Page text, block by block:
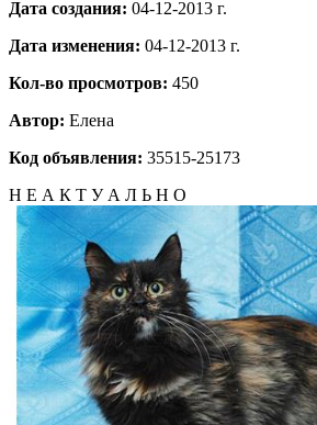
Дата создания: 04-12-2013 г.
Дата изменения: 04-12-2013 г.
Кол-во просмотров: 450
Автор: Елена
Код объявления: 35515-25173
Н Е А К Т У А Л Ь Н О